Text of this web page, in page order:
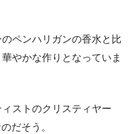
ペンハリガンの香水と比
やかな作りとなっていま
ストのクリスティヤー
だそう。